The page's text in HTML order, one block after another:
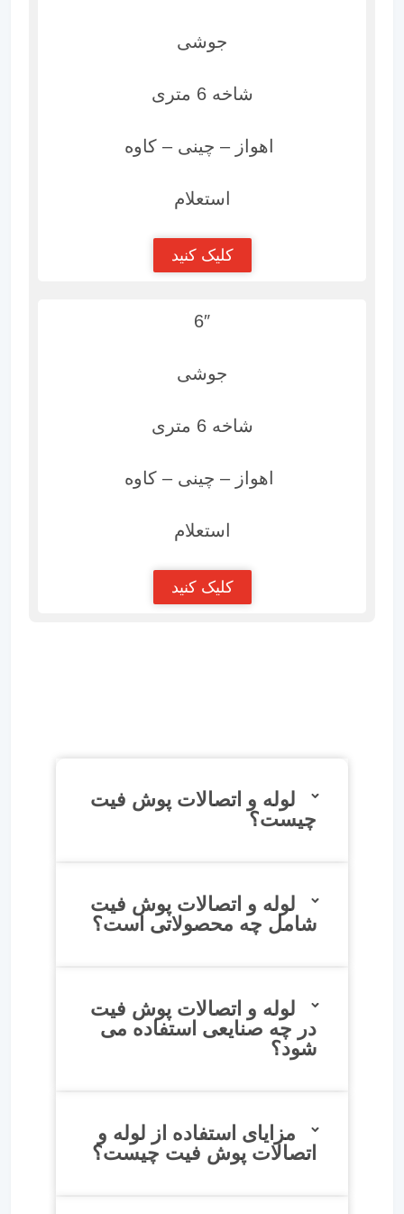
جوشی
شاخه 6 متری
اهواز – چینی – کاوه
استعلام
کلیک کنید
6″
جوشی
شاخه 6 متری
اهواز – چینی – کاوه
استعلام
کلیک کنید
لوله و اتصالات پوش فیت
چیست؟
لوله و اتصالات پوش فیت
شامل چه محصولاتی است؟
لوله و اتصالات پوش فیت
در چه صنایعی استفاده می
شود؟
مزایای استفاده از لوله و
اتصالات پوش فیت چیست؟